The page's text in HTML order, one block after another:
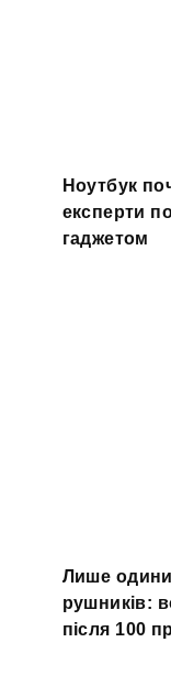
Ноутбук
експерти
гаджетом
Лише
рушників:
після 100